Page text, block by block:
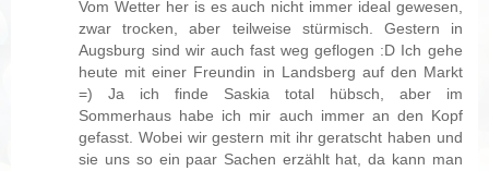
Vom Wetter her is es auch nicht immer ideal gewesen,
zwar trocken, aber teilweise stürmisch. Gestern in
Augsburg sind wir auch fast weg geflogen :D Ich gehe
heute mit einer Freundin in Landsberg auf den Markt
=) Ja ich finde Saskia total hübsch, aber im
Sommerhaus habe ich mir auch immer an den Kopf
gefasst. Wobei wir gestern mit ihr geratscht haben und
sie uns so ein paar Sachen erzählt hat, da kann man